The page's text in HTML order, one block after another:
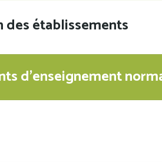
établissements
d'enseignement